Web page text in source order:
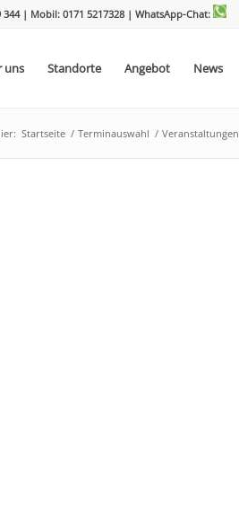
344 | Mobil: 0171 5217328 | WhatsApp-Chat:
uns Standorte Angebot News
Startseite / Terminauswahl / Veranstaltungen